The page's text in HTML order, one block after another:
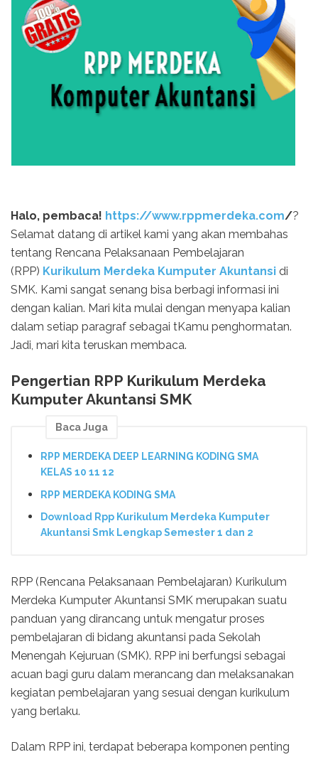
Halo, pembaca! https://www.rppmerdeka.com/?
Selamat datang di artikel kami yang akan membahas
tentang Rencana Pelaksanaan Pembelajaran
(RPP) Kurikulum Merdeka Kumputer Akuntansi di
SMK. Kami sangat senang bisa berbagi informasi ini
dengan kalian. Mari kita mulai dengan menyapa kalian
dalam setiap paragraf sebagai tKamu penghormatan.
Jadi, mari kita teruskan membaca.
Pengertian RPP Kurikulum Merdeka
Kumputer Akuntansi SMK
Baca Juga
RPP MERDEKA DEEP LEARNING KODING SMA
KELAS 10 11 12
RPP MERDEKA KODING SMA
Download Rpp Kurikulum Merdeka Kumputer
Akuntansi Smk Lengkap Semester 1 dan 2
RPP (Rencana Pelaksanaan Pembelajaran) Kurikulum
Merdeka Kumputer Akuntansi SMK merupakan suatu
panduan yang dirancang untuk mengatur proses
pembelajaran di bidang akuntansi pada Sekolah
Menengah Kejuruan (SMK). RPP ini berfungsi sebagai
acuan bagi guru dalam merancang dan melaksanakan
kegiatan pembelajaran yang sesuai dengan kurikulum
yang berlaku.
Dalam RPP ini, terdapat beberapa komponen penting